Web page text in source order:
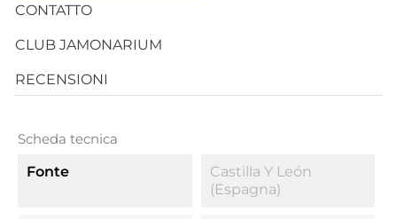
CONTATTO
CLUB JAMONARIUM
RECENSIONI
Scheda tecnica
Fonte
Castilla Y León
(Espagna)